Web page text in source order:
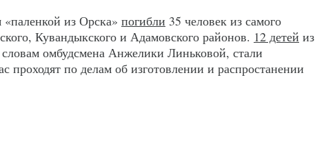
из Орска» погибли 35 человек из самого
Кувандыкского и Адамовского районов. 12 детей из
омбудсмена Анжелики Линьковой, стали
проходят по делам об изготовлении и распростанении